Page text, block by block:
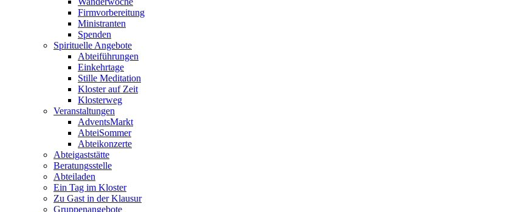
Firmvorbereitung
Ministranten
Spenden
Spirituelle Angebote
Abteiführungen
Einkehrtage
Stille Meditation
Kloster auf Zeit
Klosterweg
Veranstaltungen
AdventsMarkt
AbteiSommer
Abteikonzerte
Abteigaststätte
Beratungsstelle
Abteiladen
Ein Tag im Kloster
Zu Gast in der Klausur
Gruppenangebote